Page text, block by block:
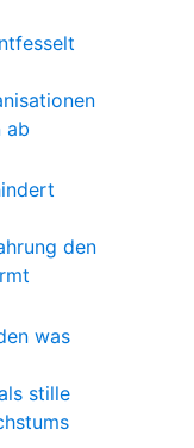
ab
den
was
stille